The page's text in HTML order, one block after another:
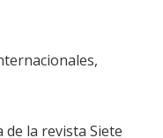
la revista Siete